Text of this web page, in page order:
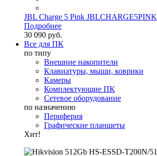
JBL Charge 5 Pink JBLCHARGE5PINK
Подробнее
30 090 руб.
Все для ПК
по типу
Внешние накопители
Клавиатуры, мыши, коврики
Камеры
Комплектующие ПК
Сетевое оборудование
по назначению
Периферия
Графические планшеты
Хит!